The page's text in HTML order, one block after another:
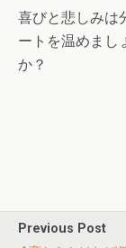
喜びと悲しみは
ートを温めまし
か？
Previous Post